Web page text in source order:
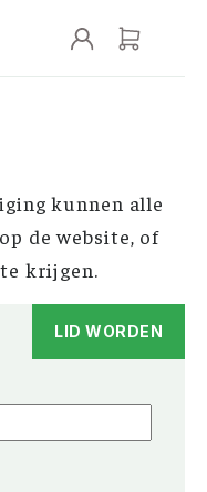
kunnen alle
de website, of
krijgen.
LID WORDEN